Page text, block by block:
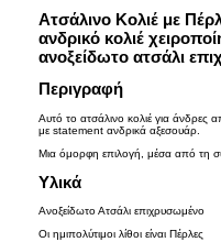
Επικοινωνία
Όροι Χρήσης
Cookies
Καλάθι Αγορών
Ατσάλινο Κολιέ με
ανδρικό κολιέ
ανοξείδωτο ατσάλι
Περιγραφή
Αυτό το ατσάλινο κολιέ για
με statement ανδρικά αξεσουάρ.
Μια όμορφη επιλογή, μέσα από τη
Υλικά
Ανοξείδωτο Ατσάλι επιχρυσωμένο
Οι ημιπολύτιμοι λίθοι είναι Πέρλες